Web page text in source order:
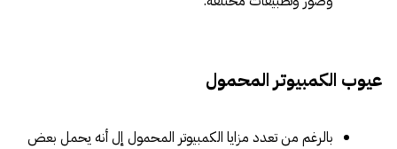
عيوب الكمبيوتر المحمول
بالرغم من تعدد مزايا الكمبيوتر المحمول إل أنه يحمل بعض